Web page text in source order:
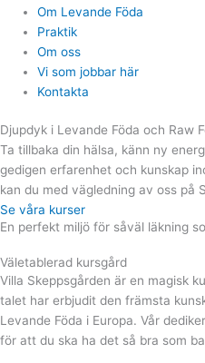
Om Levande Föda
Praktik
Om oss
Vi som jobbar här
Kontakta
Djupdyk i Levande Föda och Raw
Ta tillbaka din hälsa, känn ny
gedigen erfarenhet och kunskap
kan du med vägledning av oss på
Se våra kurser
En perfekt miljö för såväl läkning
Väletablerad kursgård
Villa Skeppsgården är en magisk
talet har erbjudit den främsta
Levande Föda i Europa. Vår
för att du ska ha det så bra som